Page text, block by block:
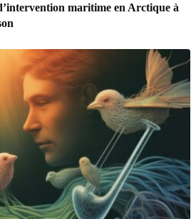
maritime en Arctique à